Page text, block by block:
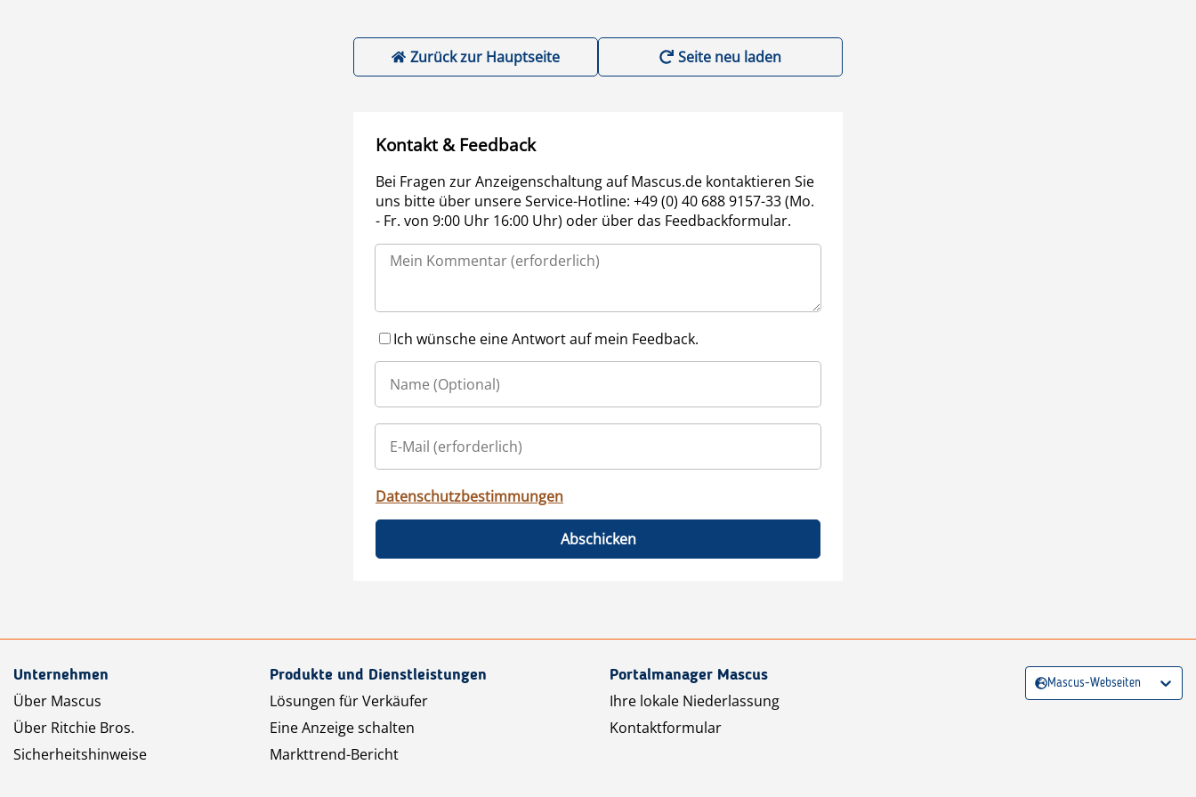
Zurück zur Hauptseite Seite neu laden
Kontakt & Feedback
Bei Fragen zur Anzeigenschaltung auf Mascus.de kontaktieren Sie
uns bitte über unsere Service-Hotline: +49 (0) 40 688 9157-33 (Mo.
- Fr. von 9:00 Uhr 16:00 Uhr) oder über das Feedbackformular.
Ich wünsche eine Antwort auf mein Feedback.
Datenschutzbestimmungen
Abschicken
Unternehmen
Über Mascus
Über Ritchie Bros.
Sicherheitshinweise
Produkte und Dienstleistungen
Lösungen für Verkäufer
Eine Anzeige schalten
Markttrend-Bericht
Portalmanager Mascus
Ihre lokale Niederlassung
Kontaktformular
Mascus-Webseiten